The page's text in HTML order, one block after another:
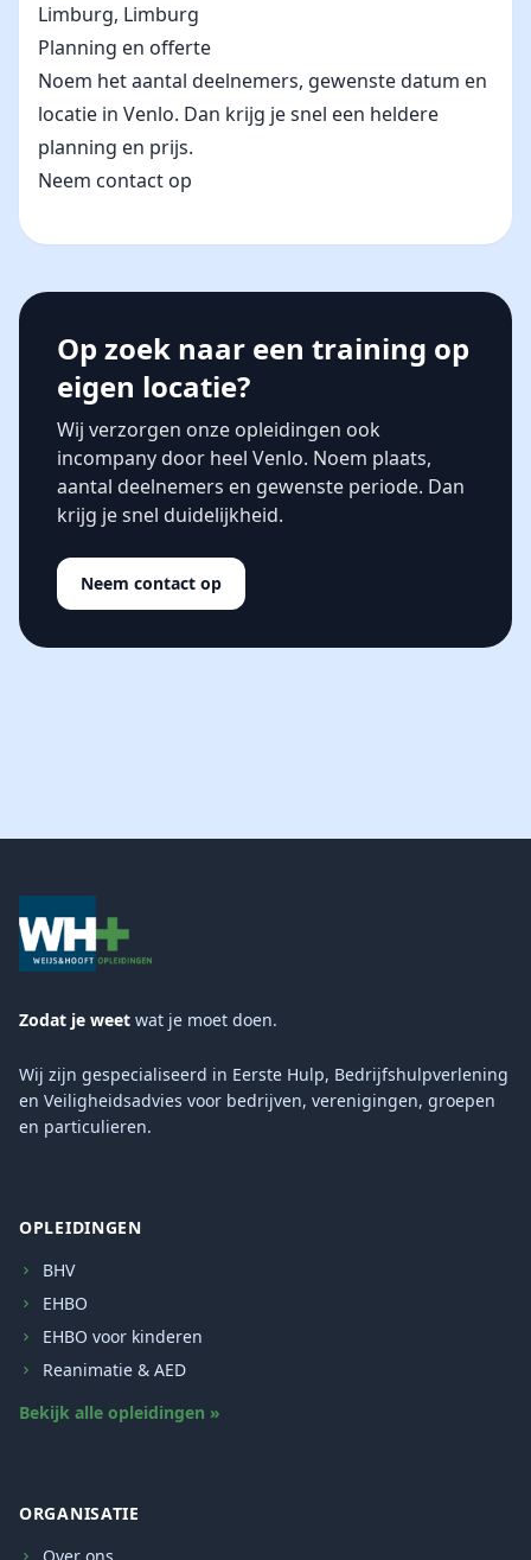
Limburg, Limburg
Planning en offerte
Noem het aantal deelnemers, gewenste datum en
locatie in Venlo. Dan krijg je snel een heldere
planning en prijs.
Neem contact op
Op zoek naar een training op
eigen locatie?
Wij verzorgen onze opleidingen ook
incompany door heel Venlo. Noem plaats,
aantal deelnemers en gewenste periode. Dan
krijg je snel duidelijkheid.
Neem contact op
Zodat je weet wat je moet doen.
Wij zijn gespecialiseerd in Eerste Hulp, Bedrijfshulpverlening
en Veiligheidsadvies voor bedrijven, verenigingen, groepen
en particulieren.
OPLEIDINGEN
BHV
EHBO
EHBO voor kinderen
Reanimatie & AED
Bekijk alle opleidingen »
ORGANISATIE